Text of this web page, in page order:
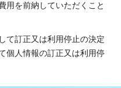
用を前納していただくこと
て訂正又は利用停止の決定
個人情報の訂正又は利用停